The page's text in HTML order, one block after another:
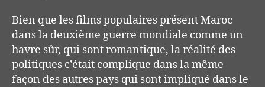
Bien que les films populairesprésentMaroc
dans la deuxième guerre mondiale comme un
havre sûr, qui sont romantique, la réalité des
politiques c’était complique danslamême
façon des autres pays qui sont impliqué dansle